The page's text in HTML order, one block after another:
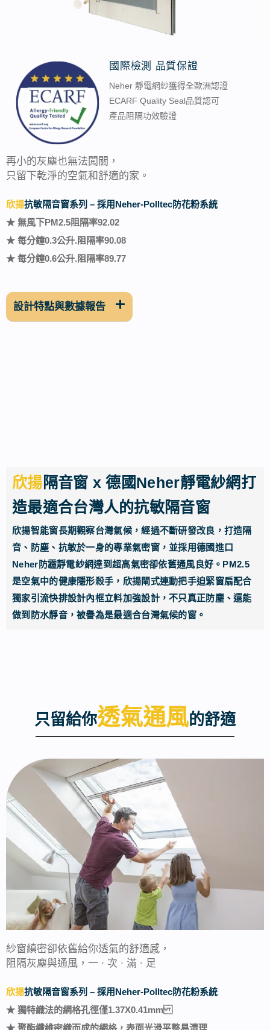
國際檢測 品質保證
Neher 靜電網紗獲得全歐洲認證
ECARF Quality Seal品質認可
產品阻隔功效驗證
再小的灰塵也無法闖關，
只留下乾淨的空氣和舒適的家。
欣揚抗敏隔音窗系列 – 採用Neher-Polltec防花粉系統
★ 無風下PM2.5阻隔率92.02
★ 每分鐘0.3公升.阻隔率90.08
★ 每分鐘0.6公升.阻隔率89.77
設計特點與數據報告
欣揚隔音窗 x 德國Neher靜電紗網打
造最適合台灣人的抗敏隔音窗
欣揚智能窗長期觀察台灣氣候，經過不斷研發改良，打造隔
音、防塵、抗敏於一身的專業氣密窗，並採用德國進口
Neher防霾靜電紗網達到超高氣密卻依舊通風良好。PM2.5
是空氣中的健康隱形殺手，欣揚閘式連動把手迫緊窗扇配合
獨家引流快排設計內框立料加強設計，不只真正防塵、還能
做到防水靜音，被譽為是最適合台灣氣候的窗。
只留給你透氣通風的舒適
紗窗縝密卻依舊給你透氣的舒適感，
阻隔灰塵與通風，一 ∙ 次 ∙ 滿 ∙ 足
欣揚抗敏隔音窗系列 – 採用Neher-Polltec防花粉系統
★ 獨特織法的網格孔徑僅1.37X0.41mm